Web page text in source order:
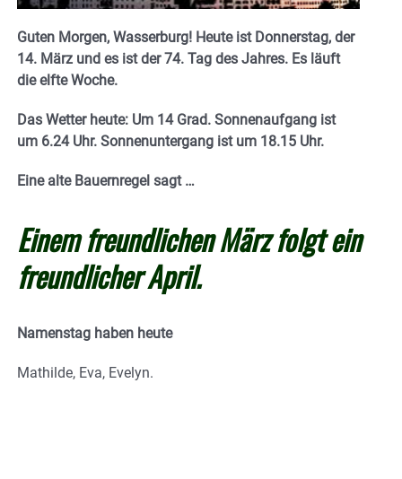
Guten Morgen, Wasserburg! Heute ist Donnerstag, der
14. März und es ist der 74. Tag des Jahres. Es läuft
die elfte Woche.
Das Wetter heute: Um 14 Grad. Sonnenaufgang ist
um 6.24 Uhr. Sonnenuntergang ist um 18.15 Uhr.
Eine alte Bauernregel sagt …
Einem freundlichen März folgt ein
freundlicher April.
Namenstag haben heute
Mathilde, Eva, Evelyn.